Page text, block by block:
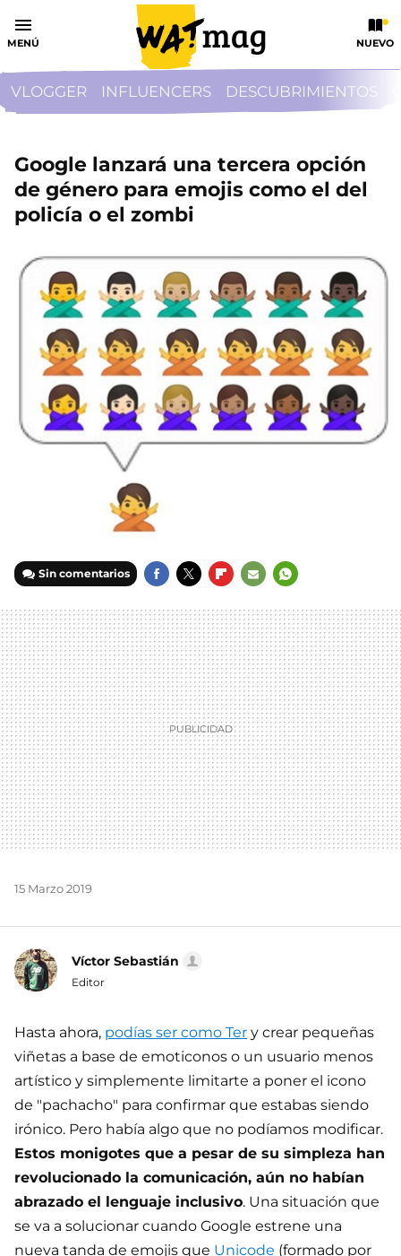
MENÚ NUEVO
VLOGGER INFLUENCERS DESCUBRIMIENTOS
Google lanzará una tercera opción
de género para emojis como el del
policía o el zombi
Sin comentarios
MAIL
15 Marzo 2019
Víctor Sebastián
Editor
Hasta ahora, podías ser como Ter y crear pequeñas
viñetas a base de emoticonos o un usuario menos
artístico y simplemente limitarte a poner el icono
de "pachacho" para confirmar que estabas siendo
irónico. Pero había algo que no podíamos modificar.
Estos monigotes que a pesar de su simpleza han
revolucionado la comunicación, aún no habían
abrazado el lenguaje inclusivo. Una situación que
se va a solucionar cuando Google estrene una
nueva tanda de emojis que Unicode (formado por